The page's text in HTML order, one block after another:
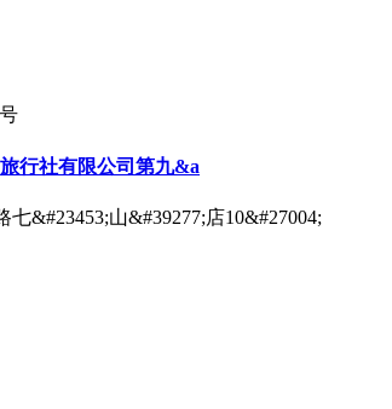
行社有限公司第九&a
&#23453;山&#39277;店10&#27004;